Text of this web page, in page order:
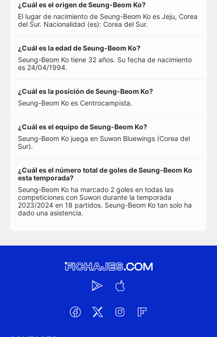
¿Cuál es el origen de Seung-Beom Ko?
El lugar de nacimiento de Seung-Beom Ko es Jeju, Corea
del Sur. Nacionalidad (es): Corea del Sur.
¿Cuál es la edad de Seung-Beom Ko?
Seung-Beom Ko tiene 32 años. Su fecha de nacimiento
es 24/04/1994.
¿Cuál es la posición de Seung-Beom Ko?
Seung-Beom Ko es Centrocampista.
¿Cuál es el equipo de Seung-Beom Ko?
Seung-Beom Ko juega en Suwon Bluewings (Corea del
Sur).
¿Cuál es el número total de goles de Seung-Beom Ko
esta temporada?
Seung-Beom Ko ha marcado 2 goles en todas las
competiciones con Suwon durante la temporada
2023/2024 en 18 partidos. Seung-Beom Ko tan solo ha
dado una asistencia.